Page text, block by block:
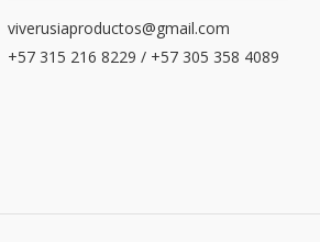
viverusiaproductos@gmail.com
+57 315 216 8229 / +57 305 358 4089